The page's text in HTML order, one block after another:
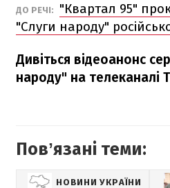
ДО РЕЧІ:
"Квартал 95"
"Слуги народу"
Дивіться відеоанонс
народу" на телеканалі
Повʼязані теми:
НОВИНИ УКРАЇНИ